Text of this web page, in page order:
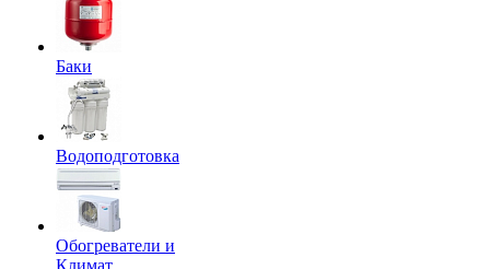
Баки
Водоподготовка
Обогреватели и
Климат